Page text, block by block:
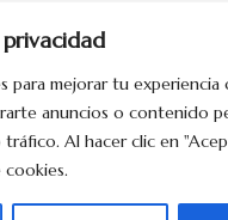
para mejorar tu experiencia
anuncios o contenido
tráfico. Al hacer clic en
cookies.
Diseñado por